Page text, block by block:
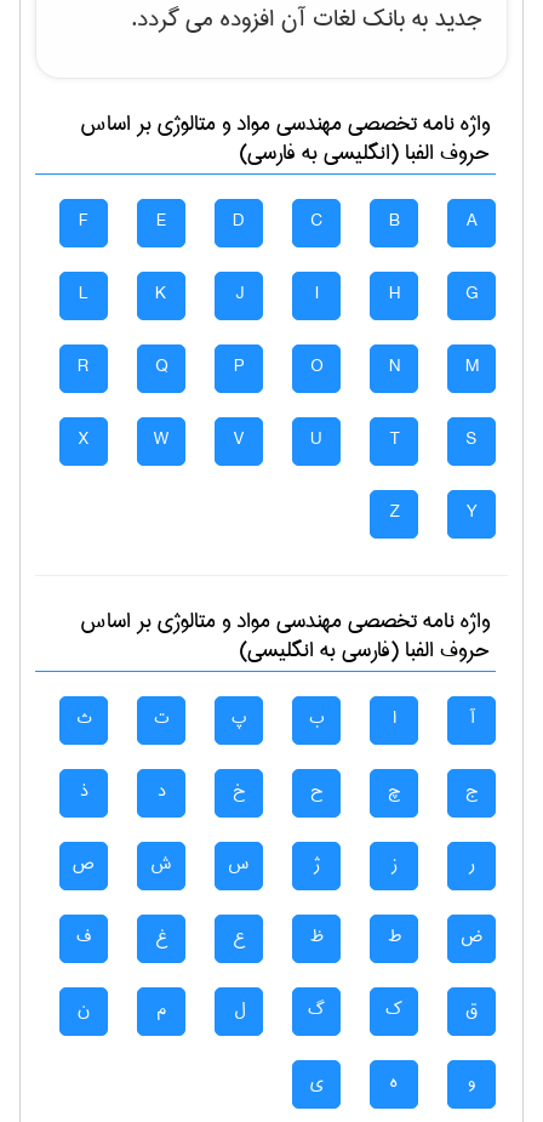
جدید به بانک لغات آن افزوده می گردد.
واژه نامه تخصصیمهندسی مواد و متالوژیبر اساس
حروف الفبا (انگلیسی به فارسی)
A
B
C
D
E
F
G
H
I
J
K
L
M
N
O
P
Q
R
S
T
U
V
W
X
Y
Z
واژه نامه تخصصیمهندسی مواد و متالوژیبر اساس
حروف الفبا (فارسی به انگلیسی)
آ ا ب پ ت ث
ج چ ح خ د ذ
ر ز ژ س ش ص
ض ط ظ ع غ ف
ق ک گ ل م ن
و ه ی